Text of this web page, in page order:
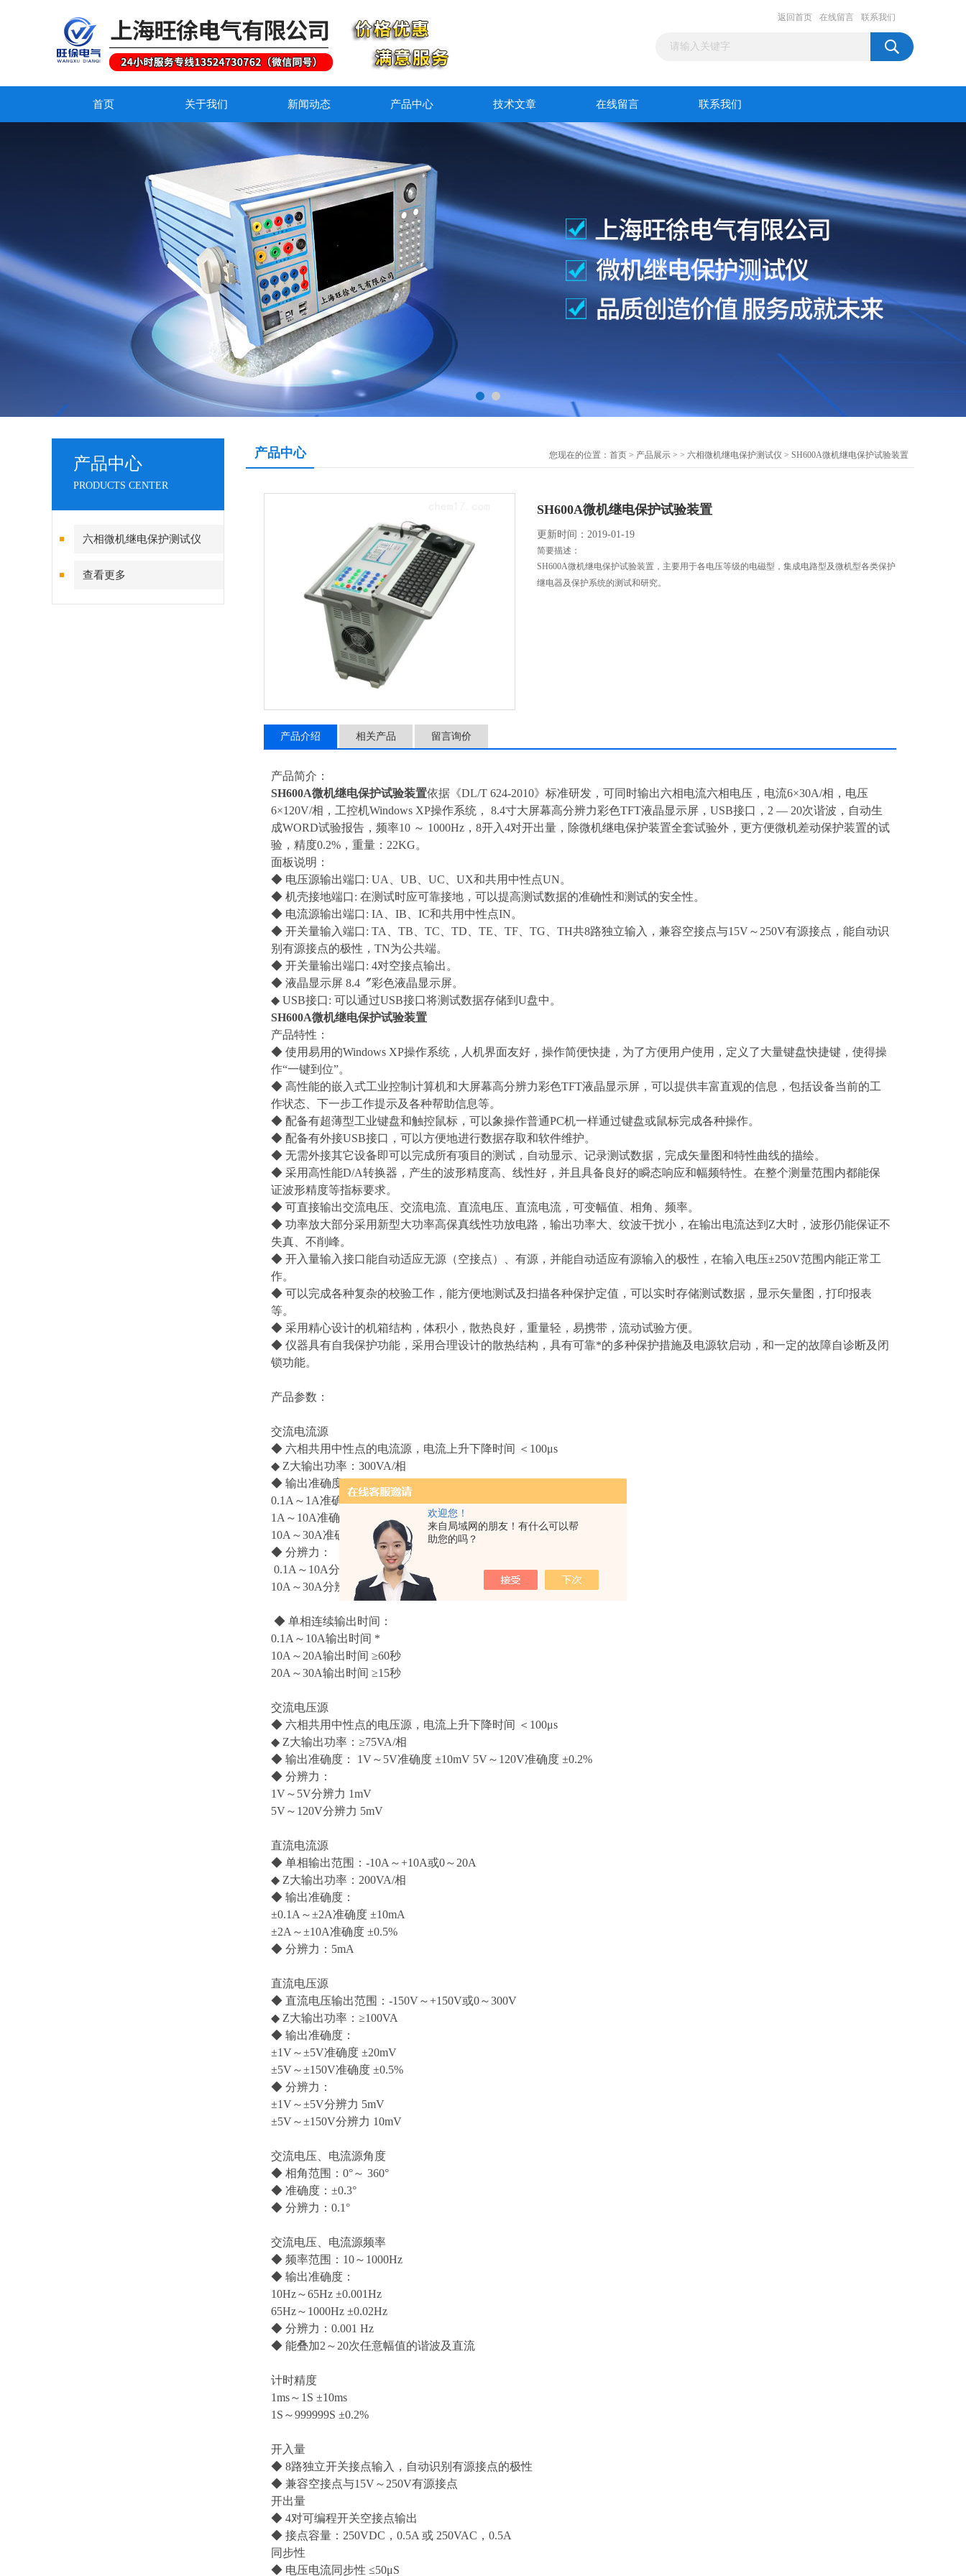
欢迎您！
来自局域网的朋友！有什么可以帮
助您的吗？
返回首页 在线留言 联系我们
首页 关于我们 新闻动态 产品中心 技术文章 在线留言 联系我们
产品中心
PRODUCTS CENTER
六相微机继电保护测试仪
查看更多
产品中心 您现在的位置： 首页 > 产品展示 > > 六相微机继电保护测试仪 > SH600A微机继电保护试验装置
SH600A微机继电保护试验装置
更新时间：2019-01-19
简要描述：
SH600A微机继电保护试验装置，主要用于各电压等级的电磁型，集成电路型及微机型各类保护
继电器及保护系统的测试和研究。
产品介绍 相关产品 留言询价
产品简介：
SH600A微机继电保护试验装置依据《DL/T 624-2010》标准研发，可同时输出六相电流六相电压，电流6×30A/相，电压
6×120V/相，工控机Windows XP操作系统， 8.4寸大屏幕高分辨力彩色TFT液晶显示屏，USB接口，2 — 20次谐波，自动生
成WORD试验报告，频率10 ～ 1000Hz，8开入4对开出量，除微机继电保护装置全套试验外，更方便微机差动保护装置的试
验，精度0.2%，重量：22KG。
面板说明：
◆ 电压源输出端口: UA、UB、UC、UX和共用中性点UN。
◆ 机壳接地端口: 在测试时应可靠接地，可以提高测试数据的准确性和测试的安全性。
◆ 电流源输出端口: IA、IB、IC和共用中性点IN。
◆ 开关量输入端口: TA、TB、TC、TD、TE、TF、TG、TH共8路独立输入，兼容空接点与15V～250V有源接点，能自动识
别有源接点的极性，TN为公共端。
◆ 开关量输出端口: 4对空接点输出。
◆ 液晶显示屏 8.4〞彩色液晶显示屏。
◆ USB接口: 可以通过USB接口将测试数据存储到U盘中。
SH600A微机继电保护试验装置
产品特性：
◆ 使用易用的Windows XP操作系统，人机界面友好，操作简便快捷，为了方便用户使用，定义了大量键盘快捷键，使得操
作“一键到位”。
◆ 高性能的嵌入式工业控制计算机和大屏幕高分辨力彩色TFT液晶显示屏，可以提供丰富直观的信息，包括设备当前的工
作状态、下一步工作提示及各种帮助信息等。
◆ 配备有超薄型工业键盘和触控鼠标，可以象操作普通PC机一样通过键盘或鼠标完成各种操作。
◆ 配备有外接USB接口，可以方便地进行数据存取和软件维护。
◆ 无需外接其它设备即可以完成所有项目的测试，自动显示、记录测试数据，完成矢量图和特性曲线的描绘。
◆ 采用高性能D/A转换器，产生的波形精度高、线性好，并且具备良好的瞬态响应和幅频特性。在整个测量范围内都能保
证波形精度等指标要求。
◆ 可直接输出交流电压、交流电流、直流电压、直流电流，可变幅值、相角、频率。
◆ 功率放大部分采用新型大功率高保真线性功放电路，输出功率大、纹波干扰小，在输出电流达到Z大时，波形仍能保证不
失真、不削峰。
◆ 开入量输入接口能自动适应无源（空接点）、有源，并能自动适应有源输入的极性，在输入电压±250V范围内能正常工
作。
◆ 可以完成各种复杂的校验工作，能方便地测试及扫描各种保护定值，可以实时存储测试数据，显示矢量图，打印报表
等。
◆ 采用精心设计的机箱结构，体积小，散热良好，重量轻，易携带，流动试验方便。
◆ 仪器具有自我保护功能，采用合理设计的散热结构，具有可靠*的多种保护措施及电源软启动，和一定的故障自诊断及闭
锁功能。
产品参数：
交流电流源
◆ 六相共用中性点的电流源，电流上升下降时间 ＜100μs
◆ Z大输出功率：300VA/相
◆ 输出准确度：
0.1A～1A准确度 ±5mA
1A～10A准确度 ±0.2%
10A～30A准确度 ±0.2%
◆ 分辨力：
0.1A～10A分辨力 1mA
10A～30A分辨力 5mA
◆ 单相连续输出时间：
0.1A～10A输出时间 *
10A～20A输出时间 ≥60秒
20A～30A输出时间 ≥15秒
交流电压源
◆ 六相共用中性点的电压源，电流上升下降时间 ＜100μs
◆ Z大输出功率：≥75VA/相
◆ 输出准确度： 1V～5V准确度 ±10mV 5V～120V准确度 ±0.2%
◆ 分辨力：
1V～5V分辨力 1mV
5V～120V分辨力 5mV
直流电流源
◆ 单相输出范围：-10A～+10A或0～20A
◆ Z大输出功率：200VA/相
◆ 输出准确度：
±0.1A～±2A准确度 ±10mA
±2A～±10A准确度 ±0.5%
◆ 分辨力：5mA
直流电压源
◆ 直流电压输出范围：-150V～+150V或0～300V
◆ Z大输出功率：≥100VA
◆ 输出准确度：
±1V～±5V准确度 ±20mV
±5V～±150V准确度 ±0.5%
◆ 分辨力：
±1V～±5V分辨力 5mV
±5V～±150V分辨力 10mV
交流电压、电流源角度
◆ 相角范围：0°～ 360°
◆ 准确度：±0.3°
◆ 分辨力：0.1°
交流电压、电流源频率
◆ 频率范围：10～1000Hz
◆ 输出准确度：
10Hz～65Hz ±0.001Hz
65Hz～1000Hz ±0.02Hz
◆ 分辨力：0.001 Hz
◆ 能叠加2～20次任意幅值的谐波及直流
计时精度
1ms～1S ±10ms
1S～999999S ±0.2%
开入量
◆ 8路独立开关接点输入，自动识别有源接点的极性
◆ 兼容空接点与15V～250V有源接点
开出量
◆ 4对可编程开关空接点输出
◆ 接点容量：250VDC，0.5A 或 250VAC，0.5A
同步性
◆ 电压电流同步性 ≤50μS